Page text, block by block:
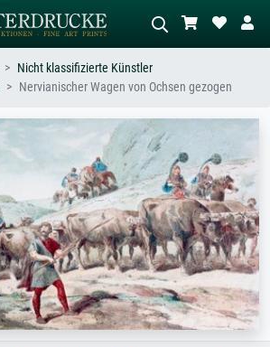
Werktiteln
Welle
Beschreiben Sie die Szene – z.B. Grüne
Wiese, Abstrakt mit viel Rot, Dunkles
Ölgemälde, Stehender Akt neben einem
Baum.
Nicht klassifizierte Künstler
Nervianischer Wagen von Ochsen gezogen